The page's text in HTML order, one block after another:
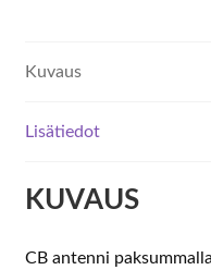
Kuvaus
Lisätiedot
KUVAUS
CB antenni